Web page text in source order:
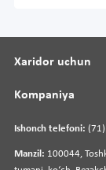
Ishonch telefoni:
Manzil: 100044,
Xaridor uchun
Kompaniya